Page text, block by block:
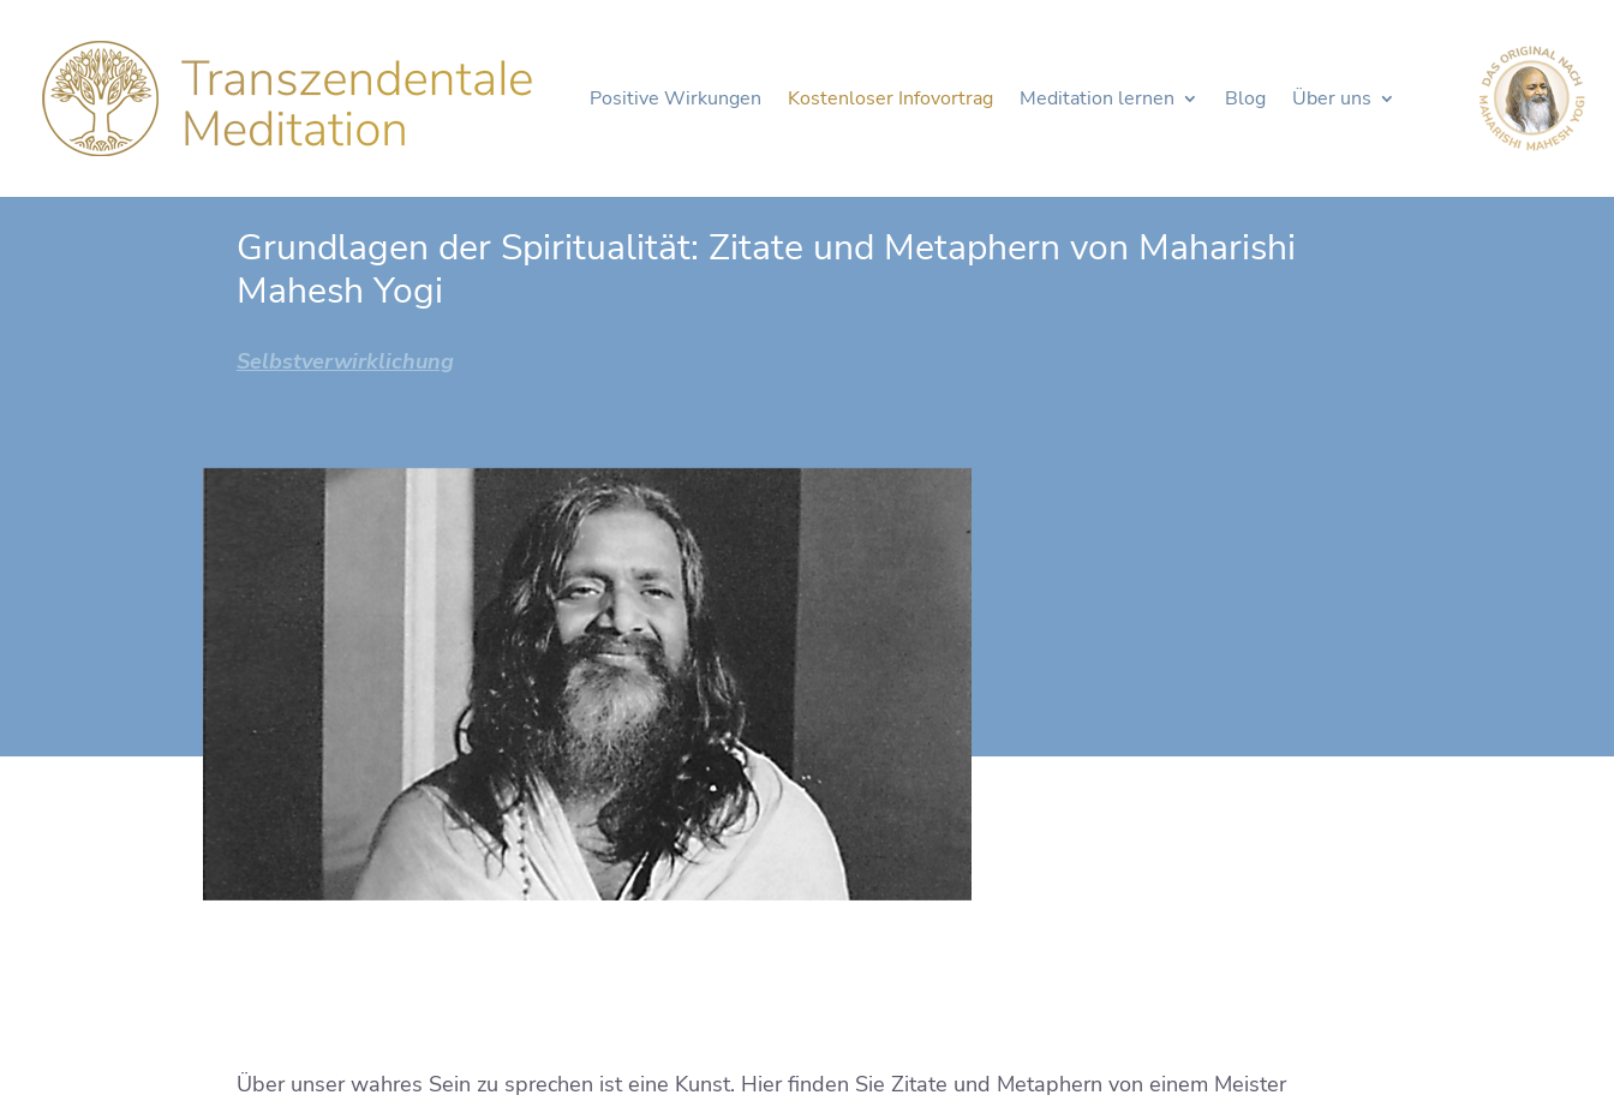
Positive Wirkungen Kostenloser Infovortrag Meditation lernen Blog Über uns
Grundlagen der Spiritualität: Zitate und Metaphern von Maharishi
Mahesh Yogi
Selbstverwirklichung
Über unser wahres Sein zu sprechen ist eine Kunst. Hier finden Sie Zitate und Metaphern von einem Meister